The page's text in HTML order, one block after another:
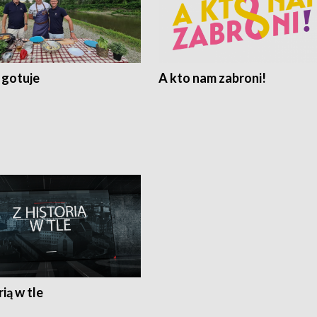
gotuje A kto nam zabroni!
w tle